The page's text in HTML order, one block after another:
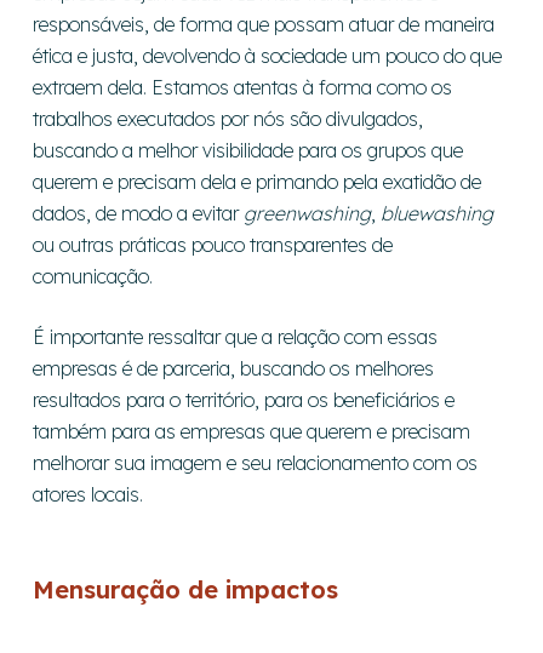
responsáveis, de forma que possam atuar de maneira
ética e justa, devolvendo à sociedade um pouco do que
extraem dela. Estamos atentas à forma como os
trabalhos executados por nós são divulgados,
buscando a melhor visibilidade para os grupos que
querem e precisam dela e primando pela exatidão de
dados, de modo a evitar greenwashing, bluewashing
ou outras práticas pouco transparentes de
comunicação.
É importante ressaltar que a relação com essas
empresas é de parceria, buscando os melhores
resultados para o território, para os beneficiários e
também para as empresas que querem e precisam
melhorar sua imagem e seu relacionamento com os
atores locais.
Mensuração de impactos